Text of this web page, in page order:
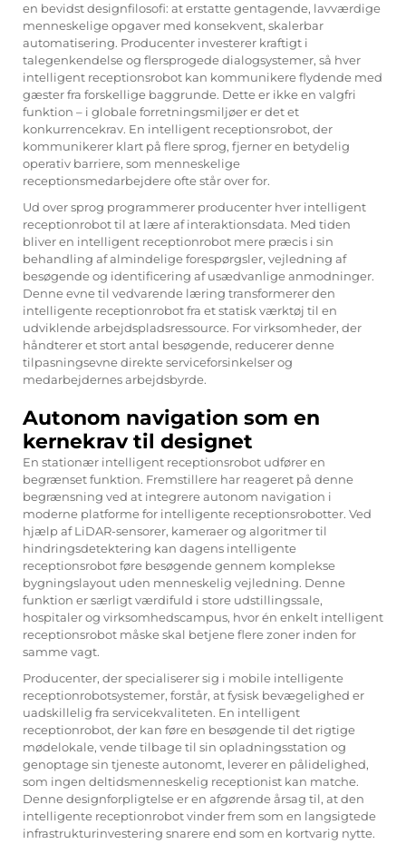
en bevidst designfilosofi: at erstatte gentagende, lavværdige
menneskelige opgaver med konsekvent, skalerbar
automatisering. Producenter investerer kraftigt i
talegenkendelse og flersprogede dialogsystemer, så hver
intelligent receptionsrobot kan kommunikere flydende med
gæster fra forskellige baggrunde. Dette er ikke en valgfri
funktion – i globale forretningsmiljøer er det et
konkurrencekrav. En intelligent receptionsrobot, der
kommunikerer klart på flere sprog, fjerner en betydelig
operativ barriere, som menneskelige
receptionsmedarbejdere ofte står over for.
Ud over sprog programmerer producenter hver intelligent
receptionrobot til at lære af interaktionsdata. Med tiden
bliver en intelligent receptionrobot mere præcis i sin
behandling af almindelige forespørgsler, vejledning af
besøgende og identificering af usædvanlige anmodninger.
Denne evne til vedvarende læring transformerer den
intelligente receptionrobot fra et statisk værktøj til en
udviklende arbejdspladsressource. For virksomheder, der
håndterer et stort antal besøgende, reducerer denne
tilpasningsevne direkte serviceforsinkelser og
medarbejdernes arbejdsbyrde.
Autonom navigation som en
kernekrav til designet
En stationær intelligent receptionsrobot udfører en
begrænset funktion. Fremstillere har reageret på denne
begrænsning ved at integrere autonom navigation i
moderne platforme for intelligente receptionsrobotter. Ved
hjælp af LiDAR-sensorer, kameraer og algoritmer til
hindringsdetektering kan dagens intelligente
receptionsrobot føre besøgende gennem komplekse
bygningslayout uden menneskelig vejledning. Denne
funktion er særligt værdifuld i store udstillingssale,
hospitaler og virksomhedscampus, hvor én enkelt intelligent
receptionsrobot måske skal betjene flere zoner inden for
samme vagt.
Producenter, der specialiserer sig i mobile intelligente
receptionrobotsystemer, forstår, at fysisk bevægelighed er
uadskillelig fra servicekvaliteten. En intelligent
receptionrobot, der kan føre en besøgende til det rigtige
mødelokale, vende tilbage til sin opladningsstation og
genoptage sin tjeneste autonomt, leverer en pålidelighed,
som ingen deltidsmenneskelig receptionist kan matche.
Denne designforpligtelse er en afgørende årsag til, at den
intelligente receptionrobot vinder frem som en langsigtede
infrastrukturinvestering snarere end som en kortvarig nytte.